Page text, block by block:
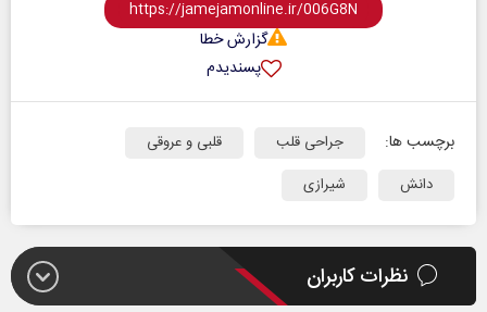
گزارش خطا
پسندیدم
برچسب ها: جراحی قلب
قلبی و عروقی
دانش
شیرازی
نظرات کاربران